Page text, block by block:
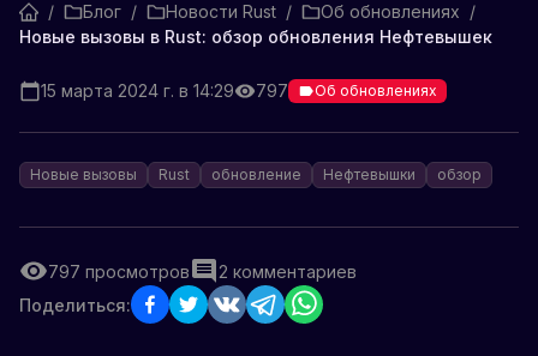
/ Блог / Новости Rust / Об обновлениях /
Новые вызовы в Rust: обзор обновления Нефтевышек
15 марта 2024 г. в 14:29 797 Об обновлениях
Новые вызовы Rust обновление Нефтевышки обзор
797 просмотров 2 комментариев
Поделиться: